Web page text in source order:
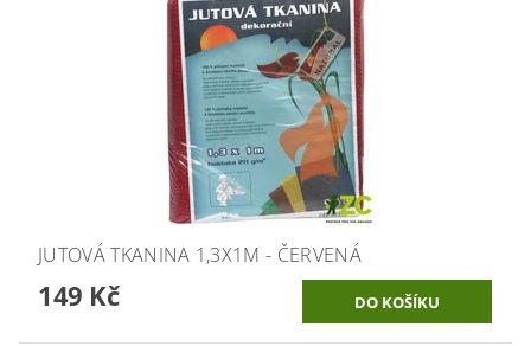
JUTOVÁ TKANINA 1,3X1M - ČERVENÁ
149 Kč